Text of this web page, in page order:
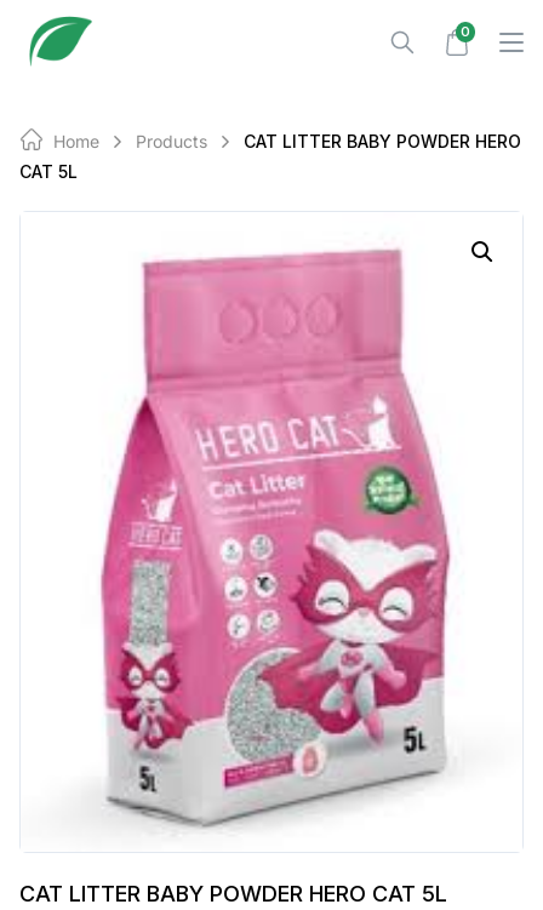
0
Home Products
CAT LITTER BABY POWDER HERO
CAT 5L
CAT LITTER BABY POWDER HERO CAT 5L